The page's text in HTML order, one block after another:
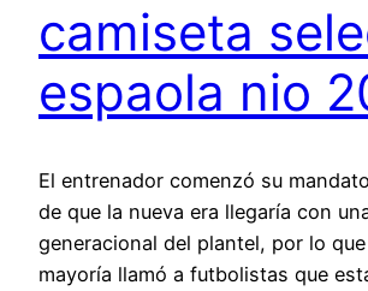
camiseta
espaola nio
El entrenador comenzó su
de que la nueva era llegaría con
generacional del plantel, por lo
mayoría llamó a futbolistas que